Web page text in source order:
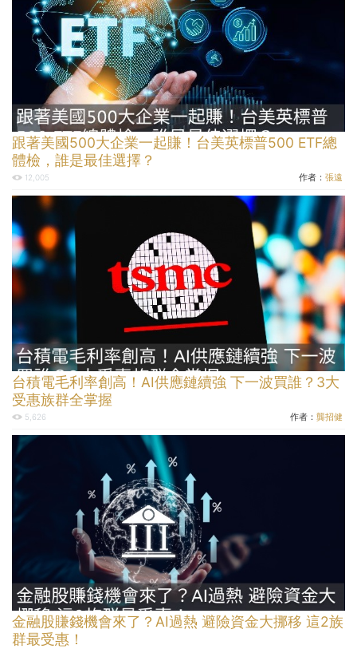
跟著美國500大企業一起賺！台美英標普500 ETF總
體檢，誰是最佳選擇？
12,005 作者： 張遠
台積電毛利率創高！AI供應鏈續強 下一波買誰？3大
受惠族群全掌握
5,626 作者： 龔招健
金融股賺錢機會來了？AI過熱 避險資金大挪移 這2族
群最受惠！